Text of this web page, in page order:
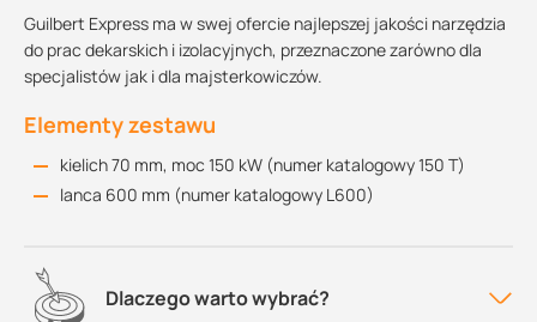
Guilbert Express ma w swej ofercie najlepszej jakości narzędzia
do prac dekarskich i izolacyjnych, przeznaczone zarówno dla
specjalistów jak i dla majsterkowiczów.
Elementy zestawu
kielich 70 mm, moc 150 kW (numer katalogowy 150 T)
lanca 600 mm (numer katalogowy L600)
Dlaczego warto wybrać?